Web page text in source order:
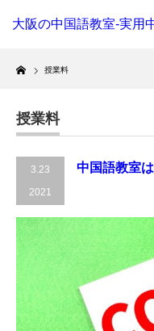
大阪の中国語教室-実用
Home
授業料
授業料
3.23
2021
中国語教室